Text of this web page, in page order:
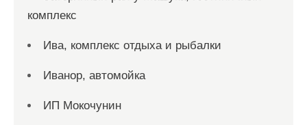
комплекс
Ива, комплекс отдыха и рыбалки
Иванор, автомойка
ИП Мокочунин